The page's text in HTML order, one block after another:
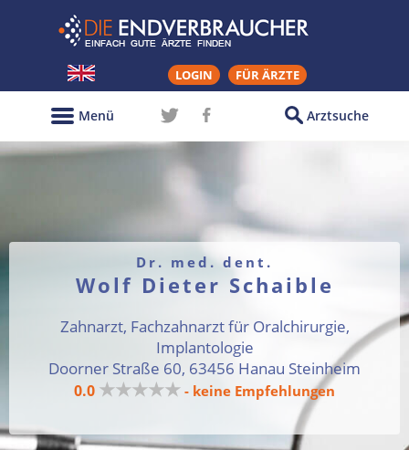
LOGIN FÜR ÄRZTE
Arztsuche
Menü
Dr. med. dent.
Wolf Dieter Schaible
Zahnarzt, Fachzahnarzt für Oralchirurgie,
Implantologie
Doorner Straße 60, 63456 Hanau Steinheim
0.0 ★★★★★ - keine Empfehlungen